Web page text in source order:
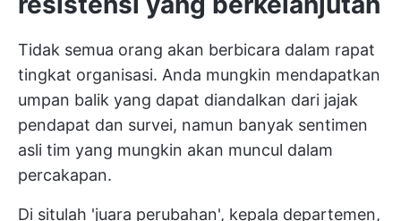
Tidak semua orang akan berbicara dalam rapat
tingkat organisasi. Anda mungkin mendapatkan
umpan balik yang dapat diandalkan dari jajak
pendapat dan survei, namun banyak sentimen
asli tim yang mungkin akan muncul dalam
percakapan.
Di situlah 'juara perubahan', kepala departemen,